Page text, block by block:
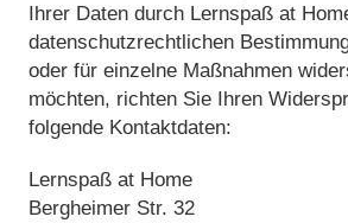
Ihrer Daten durch Lernspaß at
datenschutzrechtlichen
oder für einzelne Maßnahmen
möchten, richten Sie Ihren
folgende Kontaktdaten:
Lernspaß at Home
Bergheimer Str. 32